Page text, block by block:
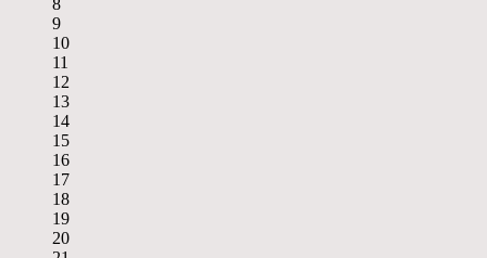
8
9
10
11
12
13
14
15
16
17
18
19
20